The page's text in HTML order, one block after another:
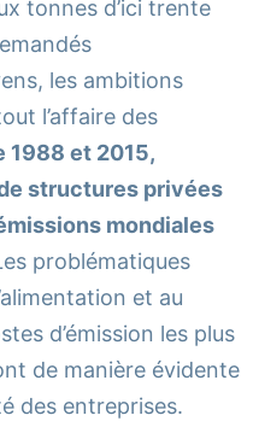
tonnes d’ici trente
les ambitions
l’affaire des
1988 et 2015,
structures privées
mondiales
problématiques
et au
d’émission les plus
de manière évidente
des entreprises.